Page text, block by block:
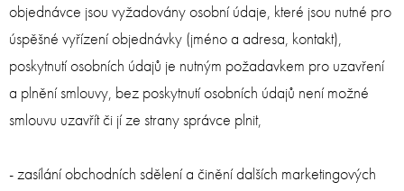
objednávce jsou vyžadovány osobní údaje, které jsou nutné pro
úspěšné vyřízení objednávky (jméno a adresa, kontakt),
poskytnutí osobních údajů je nutným požadavkem pro uzavření
a plnění smlouvy, bez poskytnutí osobních údajů není možné
smlouvu uzavřít či jí ze strany správce plnit,
- zasílání obchodních sdělení a činění dalších marketingových